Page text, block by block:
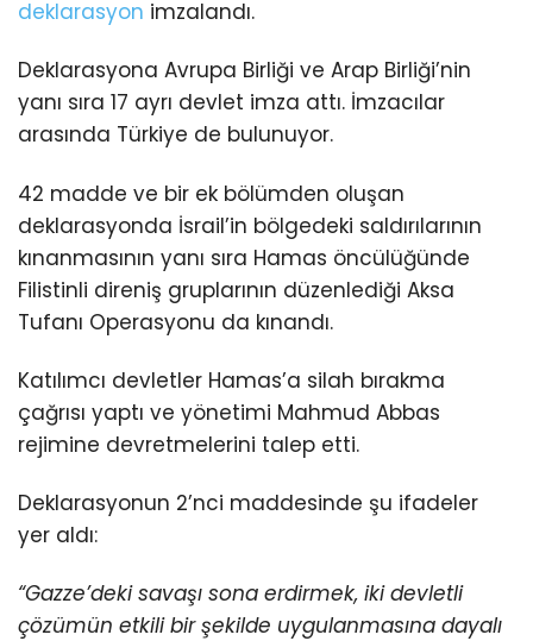
deklarasyon imzalandı.
Deklarasyona Avrupa Birliği ve Arap Birliği’nin
yanı sıra 17 ayrı devlet imza attı. İmzacılar
arasında Türkiye de bulunuyor.
42 madde ve bir ek bölümden oluşan
deklarasyonda İsrail’in bölgedeki saldırılarının
kınanmasının yanı sıra Hamas öncülüğünde
Filistinli direniş gruplarının düzenlediği Aksa
Tufanı Operasyonu da kınandı.
Katılımcı devletler Hamas’a silah bırakma
çağrısı yaptı ve yönetimi Mahmud Abbas
rejimine devretmelerini talep etti.
Deklarasyonun 2’nci maddesinde şu ifadeler
yer aldı:
“Gazze’deki savaşı sona erdirmek, iki devletli
çözümün etkili bir şekilde uygulanmasına dayalı